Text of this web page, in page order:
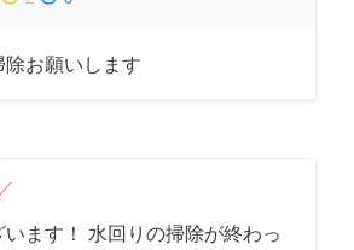
お願いします
ます！ 水回りの掃除が終わっ